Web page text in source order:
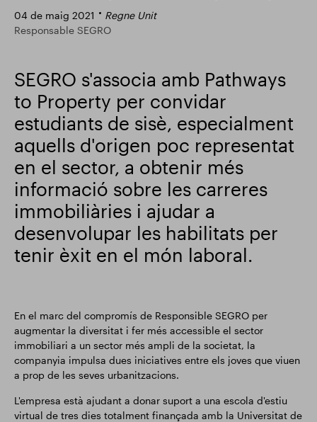
04 de maig 2021
Regne Unit
Responsable SEGRO
SEGRO s'associa amb Pathways
to Property per convidar
estudiants de sisè, especialment
aquells d'origen poc representat
en el sector, a obtenir més
informació sobre les carreres
immobiliàries i ajudar a
desenvolupar les habilitats per
tenir èxit en el món laboral.
En el marc del compromís de Responsible SEGRO per
augmentar la diversitat i fer més accessible el sector
immobiliari a un sector més ampli de la societat, la
companyia impulsa dues iniciatives entre els joves que viuen
a prop de les seves urbanitzacions.
L'empresa està ajudant a donar suport a una escola d'estiu
virtual de tres dies totalment finançada amb la Universitat de